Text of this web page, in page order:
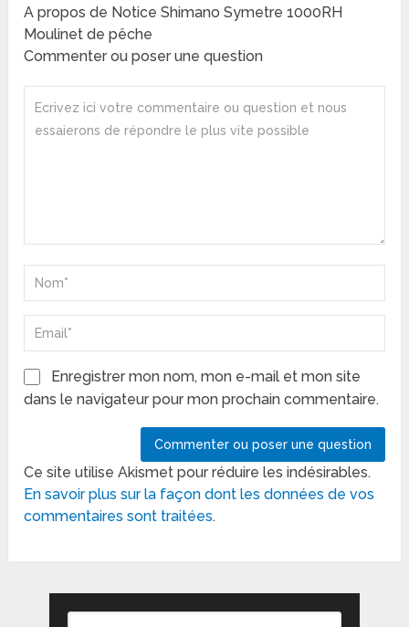
A propos de Notice Shimano Symetre 1000RH
Moulinet de pêche
Commenter ou poser une question
Enregistrer mon nom, mon e-mail et mon site
dans le navigateur pour mon prochain commentaire.
Ce site utilise Akismet pour réduire les indésirables.
En savoir plus sur la façon dont les données de vos
commentaires sont traitées.